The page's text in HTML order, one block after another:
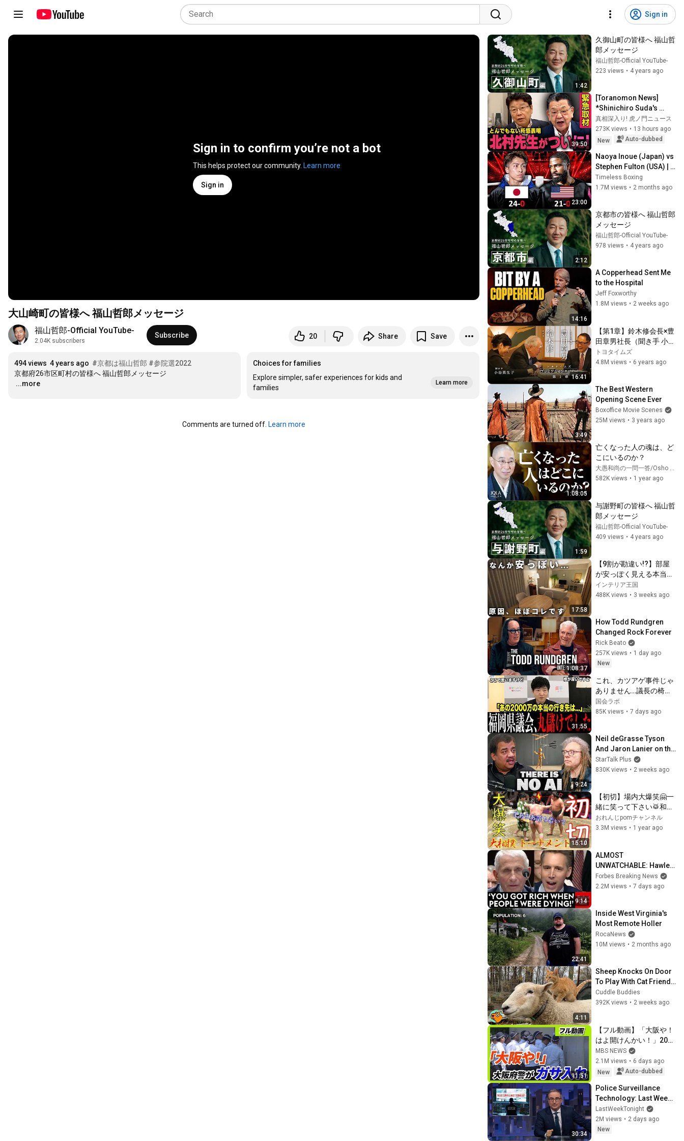
Sign in
Sign in to confirm you’re not a bot
This helps protect our community. Learn more
Sign in
大山崎町の皆様へ 福山哲郎メッセージ
福山哲郎-Official YouTube-
2.04K subscribers
Subscribe 20 Share Save
494 views 4 years ago #京都は福山哲郎 #参院選2022
…
...more
Choices for families
Explore simpler, safer experiences for kids and
families
Learn more
Comments are turned off. Learn more
1:42
久御山町の皆様へ 福山哲
郎メッセージ
福山哲郎-Official YouTube-
223 views • 4 years ago
39:50
[Toranomon News]
*Shinichiro Suda's
Emergency Report*
Haruo Kitamura has
released a shocking
真相深入り! 虎ノ門ニュース
273K views • 13 hours ago
New
Auto-dubbed
23:00
Naoya Inoue (Japan) vs
Stephen Fulton (USA) |
Full Fight Highlights
Timeless Boxing
1.7M views • 2 months ago
2:12
京都市の皆様へ 福山哲郎
メッセージ
福山哲郎-Official YouTube-
978 views • 4 years ago
14:16
A Copperhead Sent Me
to the Hospital
Jeff Foxworthy
1.8M views • 2 weeks ago
16:41
【第1章】鈴木修会長×豊
田章男社長（聞き手 小谷
真生子）「ここだけの
話」| トヨタイムズ
トヨタイムズ
4.8M views • 6 years ago
3:49
The Best Western
Opening Scene Ever
Boxoffice Movie Scenes
25M views • 3 years ago
1:08:05
亡くなった人の魂は、ど
こにいるのか？
大愚和尚の一問一答/Osho Taigu’s Heart of Buddha
582K views • 1 year ago
1:59
与謝野町の皆様へ 福山哲
郎メッセージ
福山哲郎-Official YouTube-
409 views • 4 years ago
17:58
【9割が勘違い!?】部屋
が安っぽく見える本当の
原因、ほぼコレです
インテリア王国
488K views • 3 weeks ago
1:08:37
How Todd Rundgren
Changed Rock Forever
Rick Beato
257K views • 1 day ago
New
31:55
これ、カツアゲ事件じゃ
ありません…議長の椅子
に2000万の値札がつき、
払った金がちゃんと戻っ
が解説。茶色い紙袋に
500万、料亭で125万ず
つ…
国会ラボ
85K views • 7 days ago
9:24
Neil deGrasse Tyson
And Jaron Lanier on the
AI Illusion
StarTalk Plus
830K views • 2 weeks ago
15:10
【初切】場内大爆笑🤗一
緒に笑って下さい🥁和歌
桜VS栃満🎀【大相撲トー
ナメント】
おれんじpomチャンネル
3.3M views • 1 year ago
9:14
ALMOST
UNWATCHABLE: Hawley
Publicly Reams Fauci
For COVID-19 Actions
Forbes Breaking News
2.2M views • 7 days ago
22:41
Inside West Virginia's
Most Remote Holler
RocaNews
10M views • 2 months ago
4:11
Sheep Knocks On Door
To Play With Cat Friend |
Cuddle Buddies
Cuddle Buddies
392K views • 2 weeks ago
11:51
【フル動画】「大阪や！
はよ開けんかい！」20人
超の捜査員が組事務所
に　大阪府警が暴力団事
務所を家宅捜索　特殊詐
年7月29日）
MBS NEWS
2.1M views • 6 days ago
New
Auto-dubbed
30:34
Police Surveillance
Technology: Last Week
Tonight with John Oliver
(HBO)
LastWeekTonight
2M views • 2 days ago
New